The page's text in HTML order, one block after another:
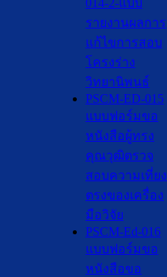
014-2-แบบ
รายงานผลการ
แก้ไขการสอบ
โครงร่าง
วิทยานิพนธ์
PSCM-ED-015
แบบฟอร์มขอ
หนังสือผู้ทรง
คุณวุฒิตรวจ
สอบความเที่ยง
ตรงของเครื่อง
มือวิจัย
PSCM-Ed-016
แบบฟอร์มขอ
หนังสือขอ